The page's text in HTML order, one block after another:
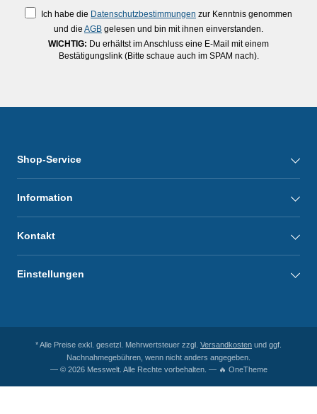
Ich habe die Datenschutzbestimmungen zur Kenntnis genommen
und die AGB gelesen und bin mit ihnen einverstanden.
WICHTIG: Du erhältst im Anschluss eine E-Mail mit einem
Bestätigungslink (Bitte schaue auch im SPAM nach).
Shop-Service
Information
Kontakt
Einstellungen
* Alle Preise exkl. gesetzl. Mehrwertsteuer zzgl. Versandkosten und ggf.
Nachnahmegebühren, wenn nicht anders angegeben.
— © 2026 Messwelt. Alle Rechte vorbehalten. — 🔥 OneTheme